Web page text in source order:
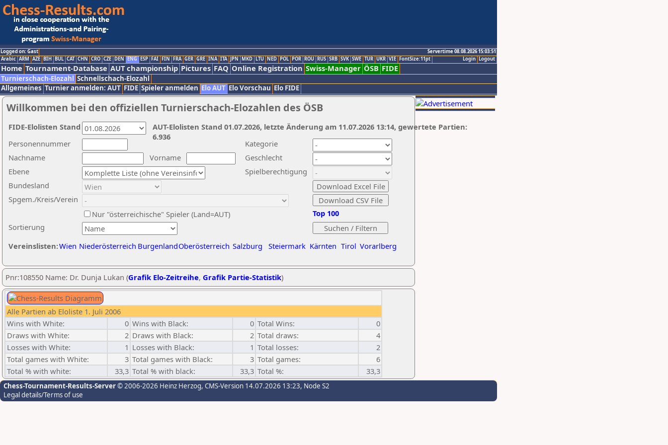
Logged on: Gast
Servertime 08.08.2026 15:03:51
Logout
Login
Arabic ARM AZE BIH BUL CAT CHN CRO CZE DEN ENG ESP FAI FIN FRA GER GRE INA ITA JPN MKD LTU NED POL POR ROU RUS SRB SVK SWE TUR UKR VIE FontSize:11pt
Home Tournament-Database AUT championship Pictures FAQ Online Registration Swiss-Manager ÖSB FIDE
Turnierschach-Elozahl Schnellschach-Elozahl
Allgemeines Turnier anmelden: AUT FIDE Spieler anmelden Elo AUT Elo Vorschau Elo FIDE
Willkommen bei den offiziellen Turnierschach-Elozahlen des ÖSB
Nachname
Vorname
Ebene
Kategorie
Sortierung
Personennummer
Bundesland
Spgem./Kreis/Verein
Geschlecht
Nur "österreichische" Spieler (Land=AUT)
Spielberechtigung
Vereinslisten:Wien Niederösterreich BurgenlandOberösterreich Salzburg Steiermark Kärnten Tirol Vorarlberg
Top 100
AUT-Elolisten Stand 01.07.2026, letzte Änderung am 11.07.2026 13:14, gewertete Partien:
6.936
FIDE-Elolisten Stand
Pnr:108550 Name: Dr. Dunja Lukan (Grafik Elo-Zeitreihe, Grafik Partie-Statistik)
Alle Partien ab Eloliste 1. Juli 2006
Wins with White:
0 Wins with Black: 0 Total Wins:
0
Draws with White:
2 Draws with Black: 2 Total draws:
4
Losses with White:
1 Losses with Black: 1 Total losses:
2
Total games with White:
3 Total games with Black: 3 Total games:
6
Total % with white:
33,3 Total % with black: 33,3 Total %: 33,3
Chess-Tournament-Results-Server© 2006-2026 Heinz Herzog, CMS-Version 14.07.2026 13:23, Node S2
Legal details/Terms of use